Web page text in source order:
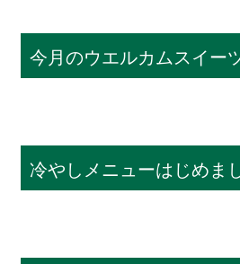
今月のウエルカムスイー
冷やしメニューはじめま